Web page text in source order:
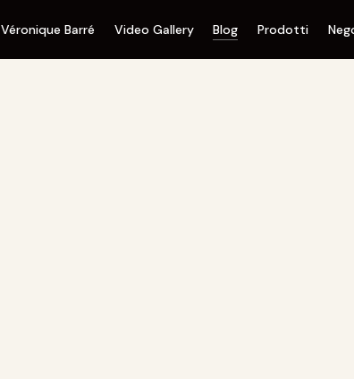
Véronique Barré Video Gallery Blog Prodotti